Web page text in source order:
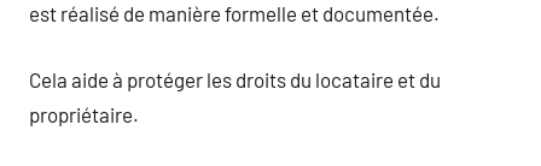
est réalisé de manière formelle et documentée.
Cela aide à protéger les droits du locataire et du
propriétaire.